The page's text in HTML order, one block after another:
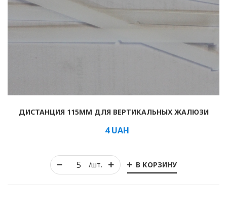
/шт. В КОРЗИНУ
ДИСТАНЦИЯ 115ММ ДЛЯ ВЕРТИКАЛЬНЫХ ЖАЛЮЗИ
4UAH